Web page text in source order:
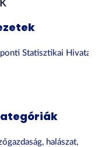
Statisztikai Hivatal
halászat,